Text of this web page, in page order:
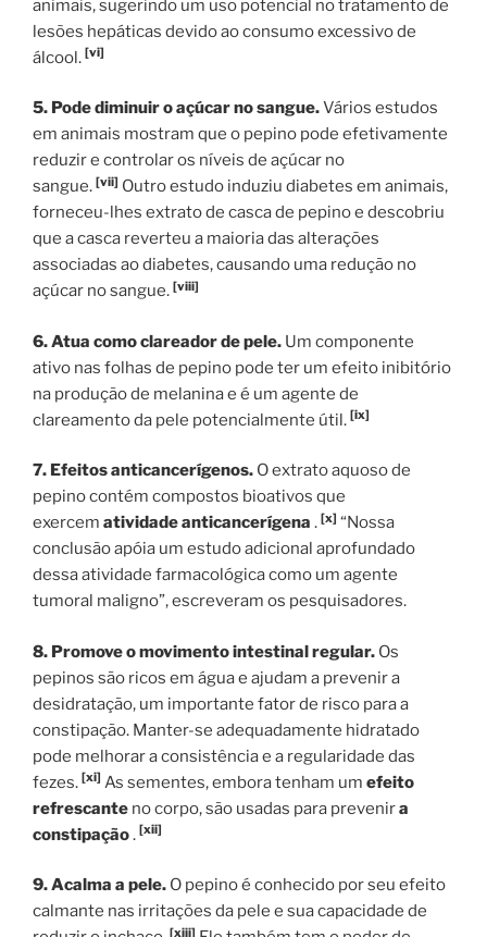
animais, sugerindo um uso potencial no tratamento de
lesões hepáticas devido ao consumo excessivo de
álcool. [vi]
5. Pode diminuir o açúcar no sangue.Vários estudos
em animais mostram que o pepino pode efetivamente
reduzir e controlar os níveis de açúcar no
sangue. [vii] Outro estudo induziu diabetes em animais,
forneceu-lhes extrato de casca de pepino e descobriu
que a casca reverteu a maioria das alterações
associadas ao diabetes, causando uma redução no
açúcar no sangue. [viii]
6. Atua como clareador de pele. Um componente
ativo nas folhas de pepino pode ter um efeito inibitório
na produção de melanina e é um agente de
clareamento da pele potencialmente útil. [ix]
7. Efeitos anticancerígenos. O extrato aquoso de
pepino contém compostos bioativos que
exercem atividade anticancerígena . [x] “Nossa
conclusão apóia um estudo adicional aprofundado
dessa atividade farmacológica como um agente
tumoral maligno”, escreveram os pesquisadores.
8. Promove o movimento intestinal regular. Os
pepinos são ricos em água e ajudam a prevenir a
desidratação, um importante fator de risco para a
constipação. Manter-se adequadamente hidratado
pode melhorar a consistência e a regularidade das
fezes. [xi] As sementes, embora tenham um efeito
refrescante no corpo, são usadas para prevenira
constipação. [xii]
9. Acalma a pele. O pepino é conhecido por seu efeito
calmante nas irritações da pele e sua capacidade de
[xiii]